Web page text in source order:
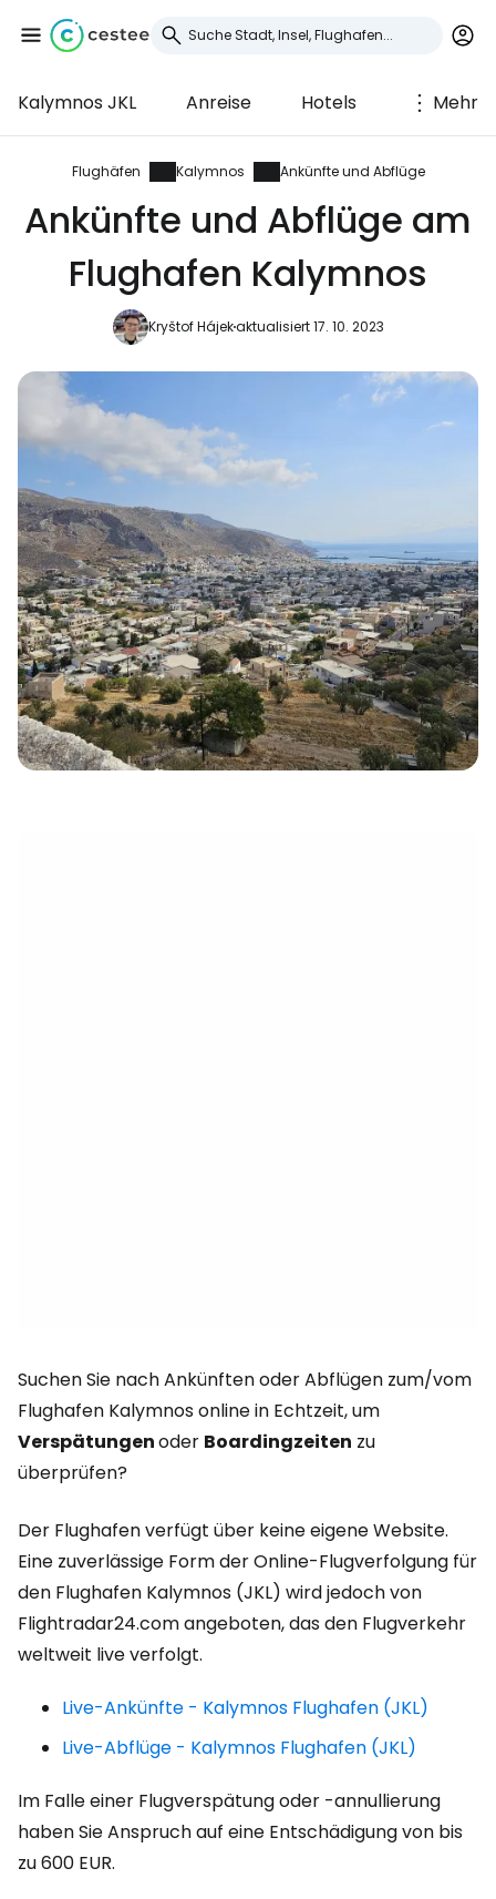
Kalymnos JKL Anreise Hotels Mehr
Flughäfen Kalymnos Ankünfte und Abflüge
Ankünfte und Abflüge am
Flughafen Kalymnos
Kryštof Hájekaktualisiert 17. 10. 2023
Suchen Sie nach Ankünften oder Abflügen zum/vom
Flughafen Kalymnos online in Echtzeit, um
Verspätungenoder Boardingzeiten zu
überprüfen?
Der Flughafen verfügt über keine eigene Website.
Eine zuverlässige Form der Online-Flugverfolgung für
den Flughafen Kalymnos (JKL) wird jedoch von
Flightradar24.com angeboten, das den Flugverkehr
weltweit live verfolgt.
Live-Ankünfte - Kalymnos Flughafen (JKL)
Live-Abflüge - Kalymnos Flughafen (JKL)
Im Falle einer Flugverspätung oder -annullierung
haben Sie Anspruch auf eine Entschädigung von bis
zu600 EUR.
Anmeldung bei
Cestee
... die weltweite Reise-Community
Weiter mit Google
Weiter mit Facebook
Weiter mit E-Mail